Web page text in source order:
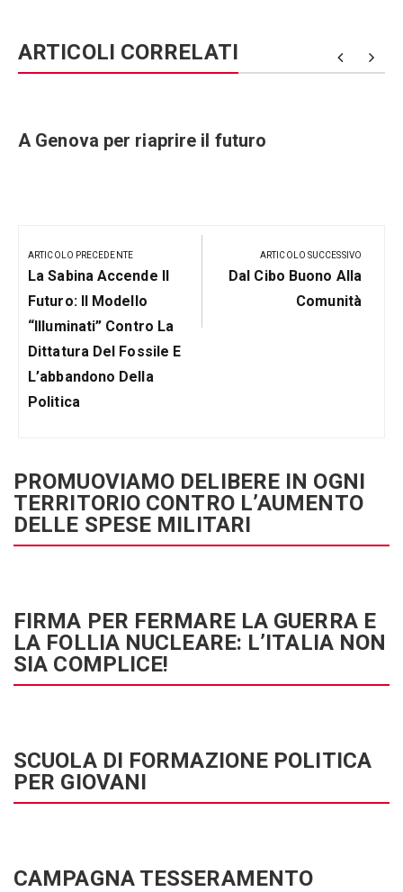
ARTICOLI CORRELATI
A Genova per riaprire il futuro
articoli
ARTICOLO PRECEDENTE
Articolo
Precedente:
La Sabina Accende Il
Futuro: Il Modello
“Illuminati” Contro La
Dittatura Del Fossile E
L’abbandono Della
Politica
ARTICOLO SUCCESSIVO
Prossimo
Dal Cibo Buono Alla
Comunità
PROMUOVIAMO DELIBERE IN OGNI
TERRITORIO CONTRO L’AUMENTO
DELLE SPESE MILITARI
FIRMA PER FERMARE LA GUERRA E
LA FOLLIA NUCLEARE: L’ITALIA NON
SIA COMPLICE!
SCUOLA DI FORMAZIONE POLITICA
PER GIOVANI
CAMPAGNA TESSERAMENTO